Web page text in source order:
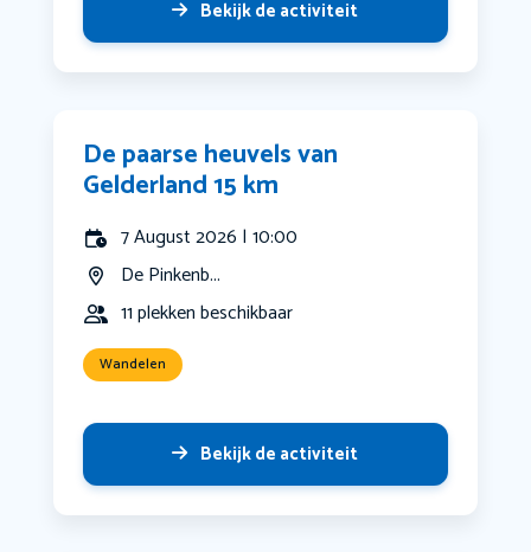
Bekijk de activiteit
De paarse heuvels van
Gelderland 15 km
7 August 2026 | 10:00
De Pinkenb...
11 plekken beschikbaar
Wandelen
Bekijk de activiteit